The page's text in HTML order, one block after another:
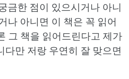
금한 점이 있으시거나 아니
나 아니면 이 책은 꼭 읽어
그 책을 읽어드린다고 제가
다만 저랑 우연히 잘 맞으면